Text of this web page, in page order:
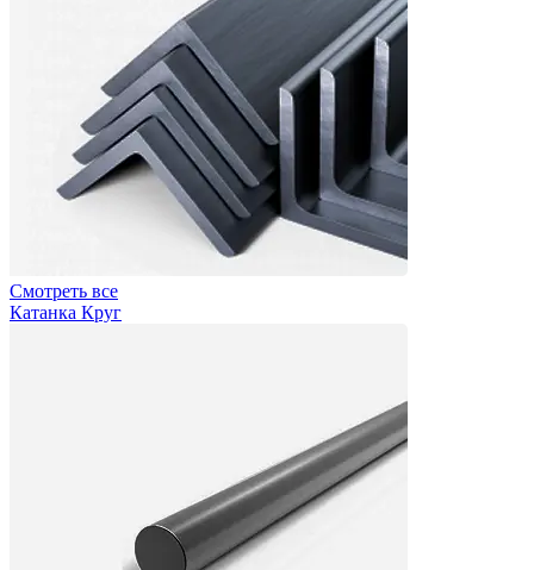
Смотреть все
Катанка Круг